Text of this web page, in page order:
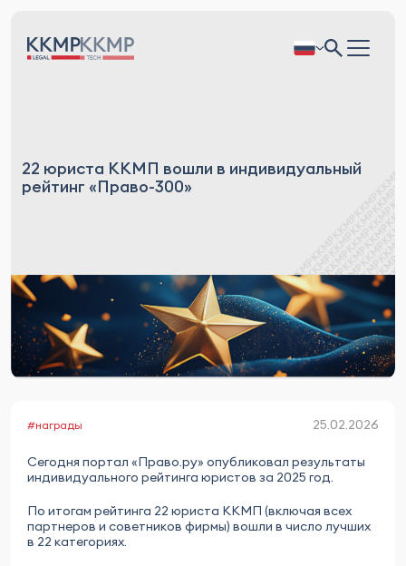
22 юриста ККМП вошли в индивидуальный
рейтинг «Право-300»
#награды 25.02.2026
Сегодня портал «Право.ру» опубликовал результаты
индивидуального рейтинга юристов за 2025 год.
По итогам рейтинга 22 юриста ККМП (включая всех
партнеров и советников фирмы) вошли в число лучших
в 22 категориях.